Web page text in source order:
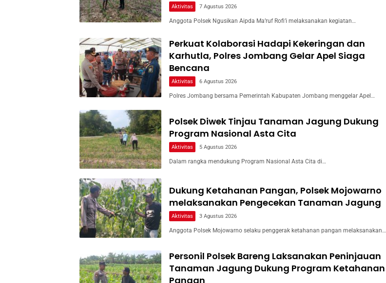
Aktivitas 7 Agustus 2026
Anggota Polsek Ngusikan Aipda Ma’ruf Rofi’i melaksanakan kegiatan…
Perkuat Kolaborasi Hadapi Kekeringan dan
Karhutla, Polres Jombang Gelar Apel Siaga
Bencana
Aktivitas 6 Agustus 2026
Polres Jombang bersama Pemerintah Kabupaten Jombang menggelar Apel…
Polsek Diwek Tinjau Tanaman Jagung Dukung
Program Nasional Asta Cita
Aktivitas 5 Agustus 2026
Dalam rangka mendukung Program Nasional Asta Cita di…
Dukung Ketahanan Pangan, Polsek Mojowarno
melaksanakan Pengecekan Tanaman Jagung
Aktivitas 3 Agustus 2026
Anggota Polsek Mojowarno selaku penggerak ketahanan pangan melaksanakan…
Personil Polsek Bareng Laksanakan Peninjauan
Tanaman Jagung Dukung Program Ketahanan
Pangan